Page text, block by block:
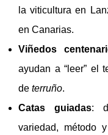
la viticultura en
en Canarias.
Viñedos
ayudan a “leer” el
de terruño.
Catas guiadas:
variedad, método